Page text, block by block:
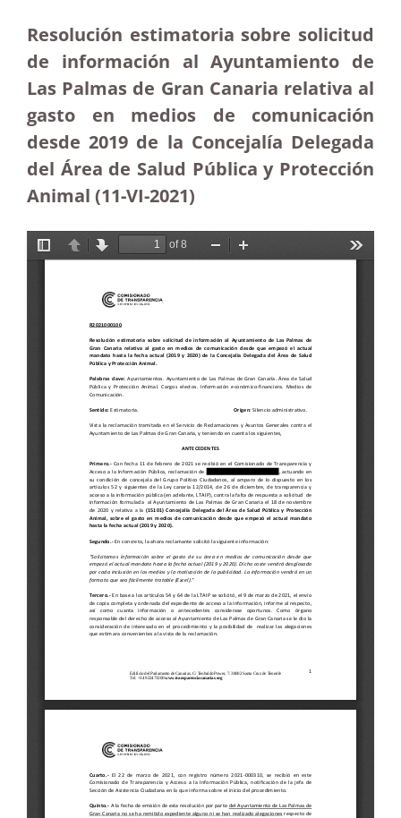
Resolución estimatoria sobre solicitud
de información al Ayuntamiento de
Las Palmas de Gran Canaria relativa al
gasto en medios de comunicación
desde 2019 de la Concejalía Delegada
del Área de Salud Pública y Protección
Animal (11-VI-2021)